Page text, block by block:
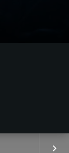
keyboard_arrow_right